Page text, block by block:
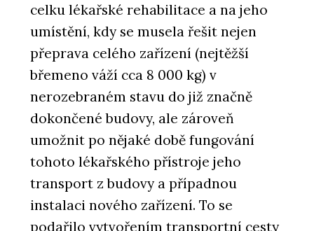
celku lékařské rehabilitace a na jeho
umístění, kdy se musela řešit nejen
přeprava celého zařízení (nejtěžší
břemeno váží cca 8 000 kg) v
nerozebraném stavu do již značně
dokončené budovy, ale zároveň
umožnit po nějaké době fungování
tohoto lékařského přístroje jeho
transport z budovy a případnou
instalaci nového zařízení. To se
podařilo vytvořením transportní cesty